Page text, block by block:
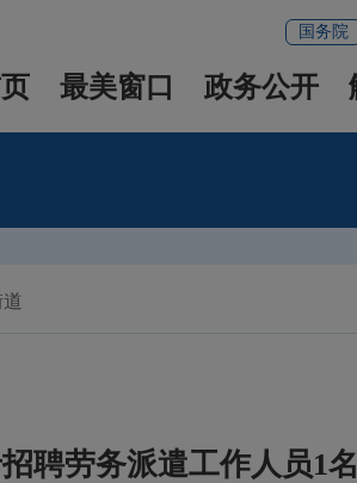
国务院
最美窗口 政务公开
聘劳务派遣工作人员1